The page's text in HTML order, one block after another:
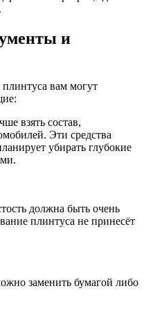
и
вам могут
взять состав,
Эти средства
убирать глубокие
должна быть очень
плинтуса не принесёт
заменить бумагой либо